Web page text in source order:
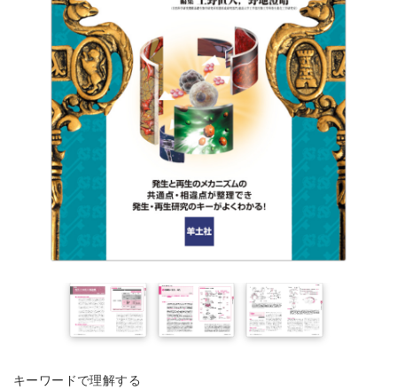
キーワードで理解する